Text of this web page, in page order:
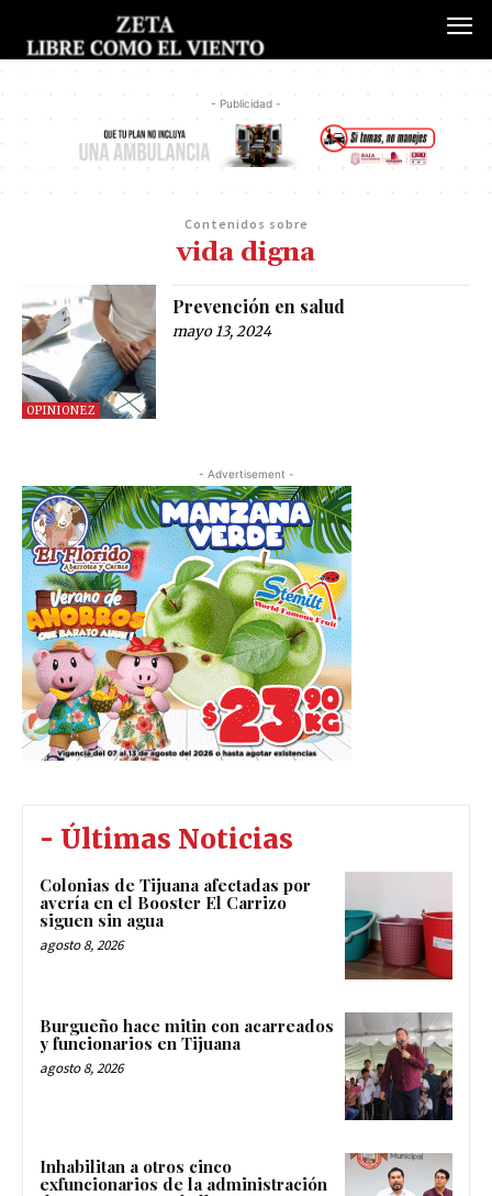
- Publicidad -
Contenidos sobre
vida digna
OPINIONEZ
Prevención en salud
mayo 13, 2024
- Advertisement -
- Últimas Noticias
Colonias de Tijuana afectadas por
avería en el Booster El Carrizo
siguen sin agua
agosto 8, 2026
Burgueño hace mitin con acarreados
y funcionarios en Tijuana
agosto 8, 2026
Inhabilitan a otros cinco
exfuncionarios de la administración